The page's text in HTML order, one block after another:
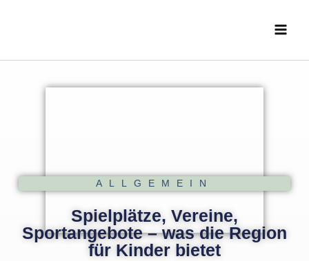
Menu
ALLGEMEIN
Spielplätze, Vereine,
Sportangebote – was die Region
für Kinder bietet